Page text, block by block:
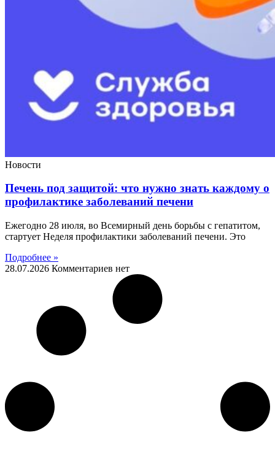
Новости
Печень под защитой: что нужно знать каждому о
профилактике заболеваний печени
Ежегодно 28 июля, во Всемирный день борьбы с гепатитом,
стартует Неделя профилактики заболеваний печени. Это
Подробнее »
28.07.2026 Комментариев нет